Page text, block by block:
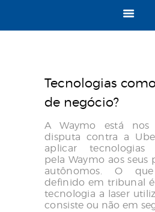
Tecnologias
de negócio?
A Waymo está nos
disputa contra a
aplicar tecnologias
pela Waymo aos seus
autônomos. O
definido em tribunal
tecnologia a laser
consiste ou não em